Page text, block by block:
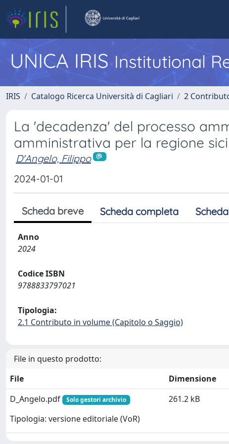
UNICA IRISInstitutional
IRIS Catalogo Ricerca Università di Cagliari 2
La 'decadenza' del processo
amministrativa per la regione
D'Angelo, Filippo
2024-01-01
Scheda breve Scheda completa
Anno
2024
Codice ISBN
9788833797021
Tipologia:
2.1 Contributo in volume (Capitolo o Saggio)
File in questo prodotto:
File
Dimensione
D_Angelo.pdf
Solo gestori archivio
Tipologia: versione editoriale (VoR)
261.2 kB